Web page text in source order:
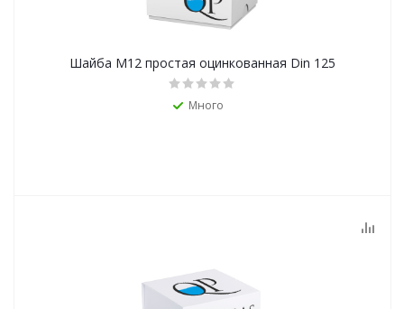
Шайба М12 простая оцинкованная Din 125
Много